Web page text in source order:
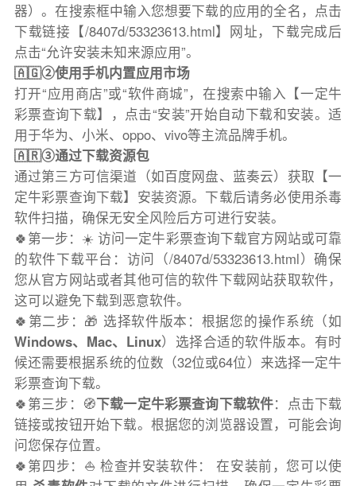
器）。在搜索框中输入您想要下载的应用的全名，点击
下载链接【/8407d/53323613.html】网址，下载完成后
点击“允许安装未知来源应用”。
🇦🇬②使用手机内置应用市场
打开“应用商店”或“软件商城”，在搜索中输入【一定牛
彩票查询下载】，点击“安装”开始自动下载和安装。适
用于华为、小米、oppo、vivo等主流品牌手机。
🇦🇷③通过下载资源包
通过第三方可信渠道（如百度网盘、蓝奏云）获取【一
定牛彩票查询下载】安装资源。下载后请务必使用杀毒
软件扫描，确保无安全风险后方可进行安装。
🍀第一步：☀️ 访问一定牛彩票查询下载官方网站或可靠
的软件下载平台：访问（/8407d/53323613.html）确保
您从官方网站或者其他可信的软件下载网站获取软件，
这可以避免下载到恶意软件。
🍀第二步：🎁 选择软件版本：根据您的操作系统（如
Windows、Mac、Linux）选择合适的软件版本。有时
候还需要根据系统的位数（32位或64位）来选择一定牛
彩票查询下载。
🍀第三步：🧭下载一定牛彩票查询下载软件：点击下载
链接或按钮开始下载。根据您的浏览器设置，可能会询
问您保存位置。
🍀第四步：⛵️ 检查并安装软件： 在安装前，您可以使